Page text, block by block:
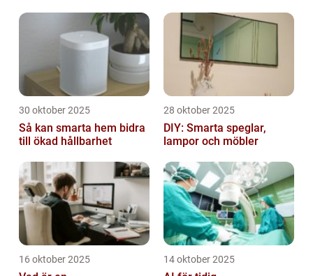
30 oktober 2025
Så kan smarta hem bidra
till ökad hållbarhet
28 oktober 2025
DIY: Smarta speglar,
lampor och möbler
16 oktober 2025 14 oktober 2025